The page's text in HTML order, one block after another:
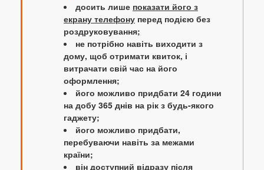
досить лише показати його з
екрану телефону перед подією без
роздруковування;
не потрібно навіть виходити з
дому, щоб отримати квиток, і
витрачати свій час на його
оформлення;
його можливо придбати 24 години
на добу 365 днів на рік з будь-якого
гаджету;
його можливо придбати,
перебуваючи навіть за межами
країни;
він доступний відразу після